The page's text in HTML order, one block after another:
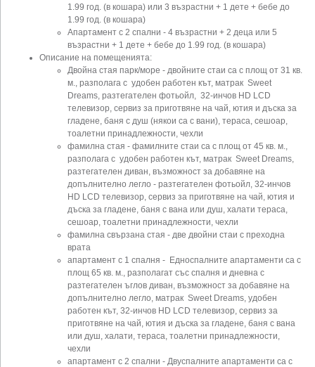
1.99 год. (в кошара) или 3 възрастни + 1 дете + бебе до
1.99 год. (в кошара)
Апартамент с 2 спални - 4 възрастни + 2 деца или 5
възрастни + 1 дете + бебе до 1.99 год. (в кошара)
Описание на помещенията:
Двойна стая парк/море - двойните стаи са с площ от 31 кв.
м., разполага с удобен работен кът, матрак Sweet
Dreams, разтегателен фотьойл, 32-инчов HD LCD
телевизор, сервиз за приготвяне на чай, ютия и дъска за
гладене, баня с душ (някои са с вани), тераса, сешоар,
тоалетни принадлежности, чехли
фамилна стая - фамилните стаи са с площ от 45 кв. м.,
разполага с удобен работен кът, матрак Sweet Dreams,
разтегателен диван, възможност за добавяне на
допълнително легло - разтегателен фотьойл, 32-инчов
HD LCD телевизор, сервиз за приготвяне на чай, ютия и
дъска за гладене, баня с вана или душ, халати тераса,
сешоар, тоалетни принадлежности, чехли
фамилна свързана стая - две двойни стаи с преходна
врата
апартамент с 1 спалня - Едноспалните апартаменти са с
площ 65 кв. м., разполагат със спалня и дневна с
разтегателен ъглов диван, възможност за добавяне на
допълнително легло, матрак Sweet Dreams, удобен
работен кът, 32-инчов HD LCD телевизор, сервиз за
приготвяне на чай, ютия и дъска за гладене, баня с вана
или душ, халати, тераса, тоалетни принадлежности,
чехли
апартамент с 2 спални - Двуспалните апартаменти са с